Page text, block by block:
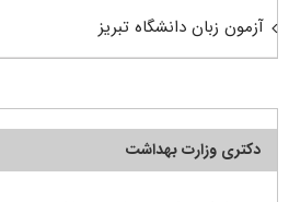
آزمون زبان دانشگاه تبریز
دکتری وزارت بهداشت